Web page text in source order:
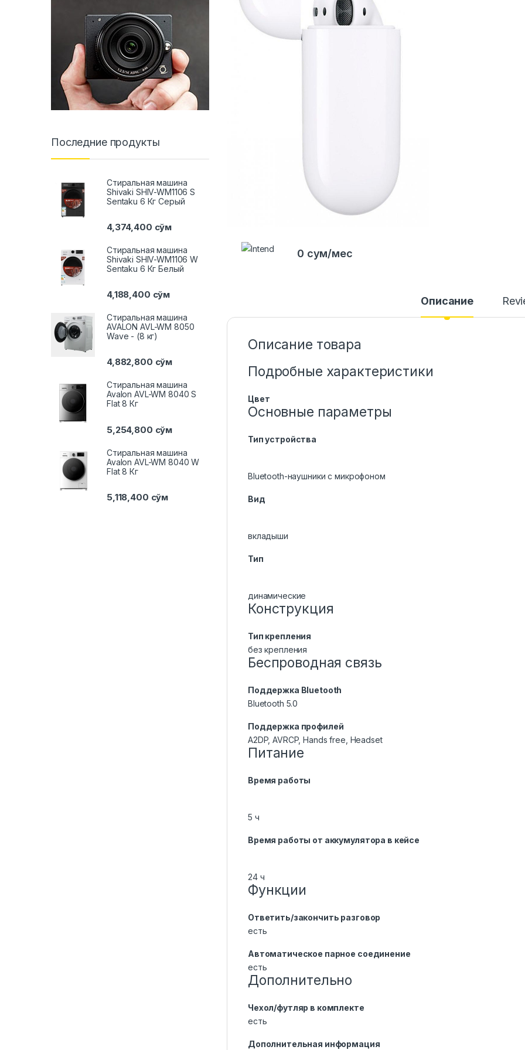
0 сум/мес
Описание
Описание товара
Подробные характеристики
Цвет
Основные параметры
Тип устройства
Bluetooth-наушники с микрофоном
Вид
вкладыши
Тип
динамические
Конструкция
Тип крепления
без крепления
Беспроводная связь
Поддержка Bluetooth
Bluetooth 5.0
Поддержка профилей
A2DP, AVRCP, Hands free, Headset
Питание
Время работы
5 ч
Время работы от аккумулятора в кейсе
24 ч
Функции
Ответить/закончить разговор
есть
Автоматическое парное соединение
есть
Дополнительно
Чехол/футляр в комплекте
есть
Дополнительная информация
Последние продукты
Стиральная машина
Shivaki SHIV-WM1106 S
Sentaku 6 Кг Серый
4,374,400 сўм
Стиральная машина
Shivaki SHIV-WM1106 W
Sentaku 6 Кг Белый
4,188,400 сўм
Стиральная машина
AVALON AVL-WM 8050
Wave - (8 кг)
4,882,800 сўм
Стиральная машина
Avalon AVL-WM 8040 S
Flat 8 Кг
5,254,800 сўм
Стиральная машина
Avalon AVL-WM 8040 W
Flat 8 Кг
5,118,400 сўм